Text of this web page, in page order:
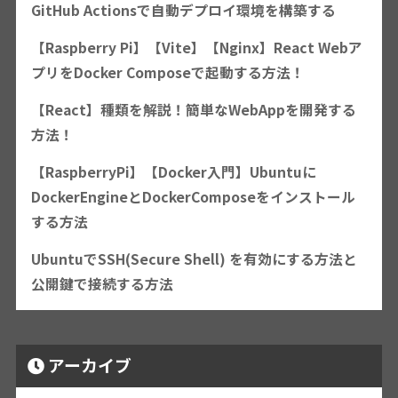
GitHub Actionsで自動デプロイ環境を構築する
【Raspberry Pi】【Vite】【Nginx】React Webア
プリをDocker Composeで起動する方法！
【React】種類を解説！簡単なWebAppを開発する
方法！
【RaspberryPi】【Docker入門】Ubuntuに
DockerEngineとDockerComposeをインストール
する方法
UbuntuでSSH(Secure Shell) を有効にする方法と
公開鍵で接続する方法
アーカイブ